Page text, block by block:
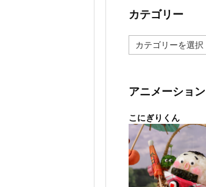
カテゴリー
テ
ー
アニメーション
こにぎりくん